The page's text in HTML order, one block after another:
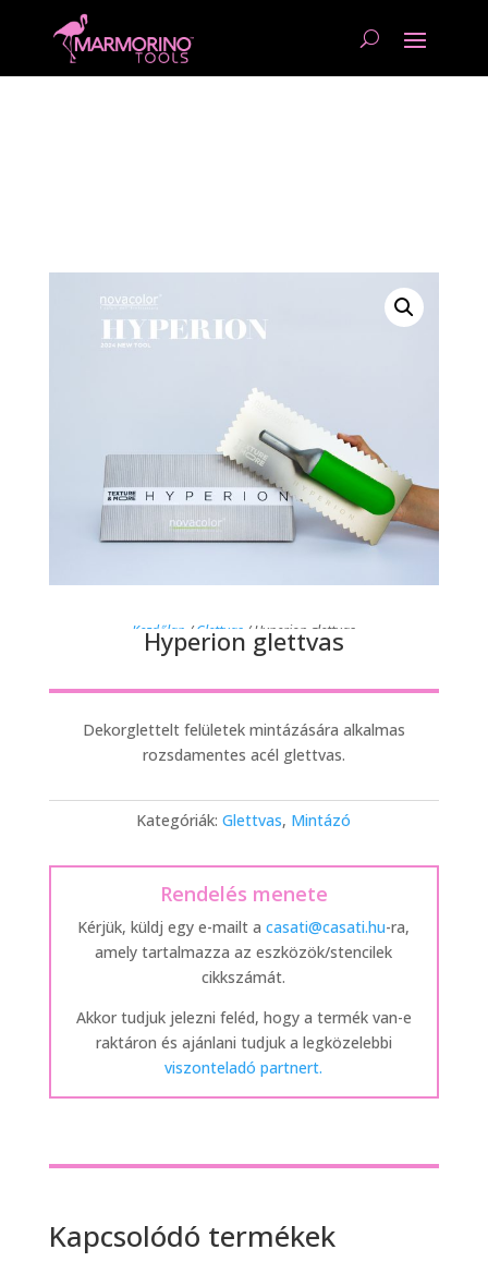
Kezdőlap /Glettvas / Hyperion glettvas
Hyperion glettvas
Dekorglettelt felületek mintázására alkalmas
rozsdamentes acél glettvas.
Kategóriák:Glettvas, Mintázó
Rendelés menete
Kérjük, küldj egy e-mailt acasati@casati.hu-ra,
amely tartalmazza az eszközök/stencilek
cikkszámát.
Akkor tudjuk jelezni feléd, hogy a termék van-e
raktáron és ajánlani tudjuk a legközelebbi
viszonteladó partnert.
Kapcsolódó termékek